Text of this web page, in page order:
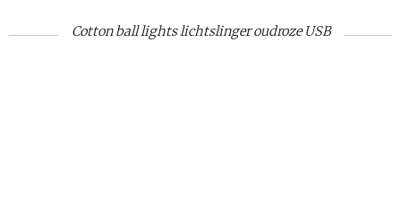
Cotton ball lights lichtslinger oudroze USB